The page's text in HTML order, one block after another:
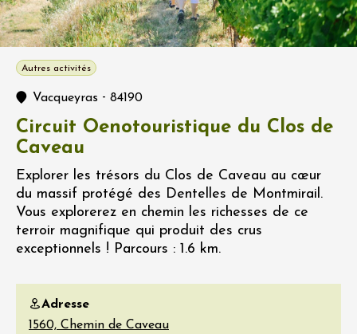
Autres activités
Vacqueyras - 84190
Circuit Oenotouristique du Clos de
Caveau
Explorer les trésors du Clos de Caveau au cœur
du massif protégé des Dentelles de Montmirail.
Vous explorerez en chemin les richesses de ce
terroir magnifique qui produit des crus
exceptionnels ! Parcours : 1.6 km.
Adresse
1560, Chemin de Caveau